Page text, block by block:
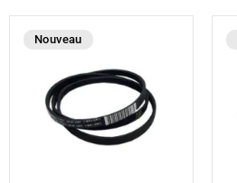
Nouveau